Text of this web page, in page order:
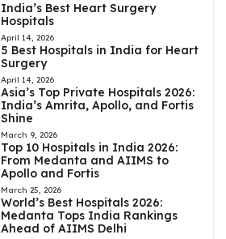
India’s Best Heart Surgery
Hospitals
April 14, 2026
5 Best Hospitals in India for Heart
Surgery
April 14, 2026
Asia’s Top Private Hospitals 2026:
India’s Amrita, Apollo, and Fortis
Shine
March 9, 2026
Top 10 Hospitals in India 2026:
From Medanta and AIIMS to
Apollo and Fortis
March 25, 2026
World’s Best Hospitals 2026:
Medanta Tops India Rankings
Ahead of AIIMS Delhi